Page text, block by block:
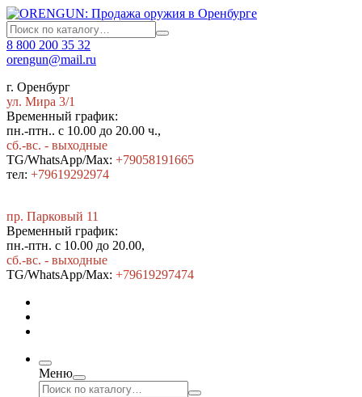
8 800 200 35 32
orengun@mail.ru
г. Оренбург
ул. Мира 3/1
Временный график:
пн.-птн.. с 10.00 до 20.00 ч.,
сб.-вс. - выходные
TG/WhatsApp/Max: +79058191665
тел: +79619292974
пр. Парковый 11
Временный график:
пн.-птн. с 10.00 до 20.00,
сб.-вс. - выходные
TG/WhatsApp/Max: +79619297474
Меню